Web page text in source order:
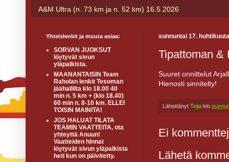
A&M Ultra (n. 73 km ja n. 52 km) 16.5.2026
sunnuntai 17.
Tipattoman &
Suuret onnittelut
Hienosti sinnitelty!
Lähettänyt Teija klo
Ei
Lähetä
Yhteislenkit ja muuta asiaa:
SORVAN JUOKSUT
löytyvät sivun
yläpalkista.
MAANANTAISIN Team
Raholan lenkit Tesoman
jäähallilta klo 18.00 40
min n. 5 km + (klo 18.40)
60 min n. 8-10 km. ELLEI
TOISIN MAINITA!
JOS HALUAT TILATA
TEAMIN VAATTEITA, ota
yhteyttä Anuun!
Vaatteiden hinnat
löytyvät sivun yläpalkista
heti kun on päivitetty.